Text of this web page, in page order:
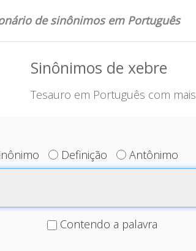
de sinônimos em Português
Sinônimos de xebre
Tesauro em Português com
Definição Antônimo
Contendo a palavra